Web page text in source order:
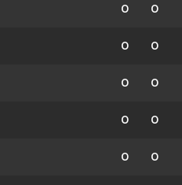
0 0
0 0
0 0
0 0
0 0